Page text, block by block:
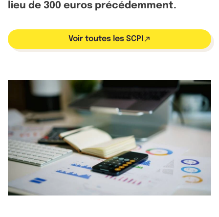
lieu de 300 euros précédemment.
Voir toutes les SCPI